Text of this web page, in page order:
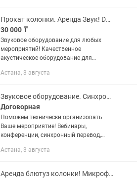
Лошадь.
Прокат колонки. Аренда Звук! Dynacord! electro voice ! KME ! HK audio HK
30 000 ₸
Звуковое оборудование для любых
мероприятий! Качественное
акустическое оборудование для
праздники, торжества, конференции,
Астана, 3 августа
Звуковое оборудование. Синхронный перевод, конференции
Договорная
Поможем технически организовать
Ваше мероприятие! Вебинары,
конференции, синхронный перевод,
переводом на платформе ZOOM,
многое...
Астана, 3 августа
Аренда блютуз колонки! Микрофоны, стойка!